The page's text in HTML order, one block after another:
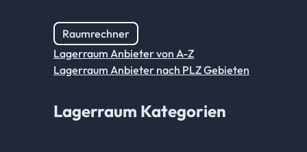
Raumrechner
Lagerraum Anbieter von A-Z
Lagerraum Anbieter nach PLZ Gebieten
Lagerraum Kategorien